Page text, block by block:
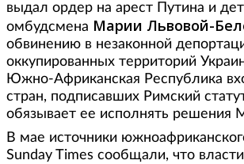
выдал ордер на арест Путина и
омбудсмена Марии Львовой-
обвинению в незаконной
оккупированных территорий
Южно-Африканская Республика
стран, подписавших Римский
обязывает ее исполнять решения
В мае источники
Sunday Times сообщали, что